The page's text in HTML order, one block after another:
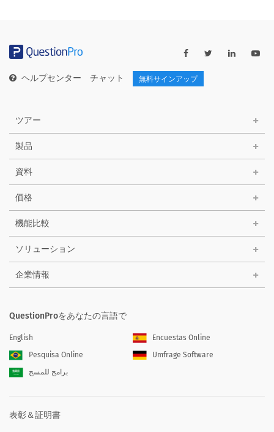
ー
ヘルプセンター チャット 無料サインアップ
ツアー
製品
資料
価格
機能比較
ソリューション
企業情報
QuestionProをあなたの言語で
English
Encuestas Online
Pesquisa Online
Umfrage Software
برامج للمسح
表彰＆証明書